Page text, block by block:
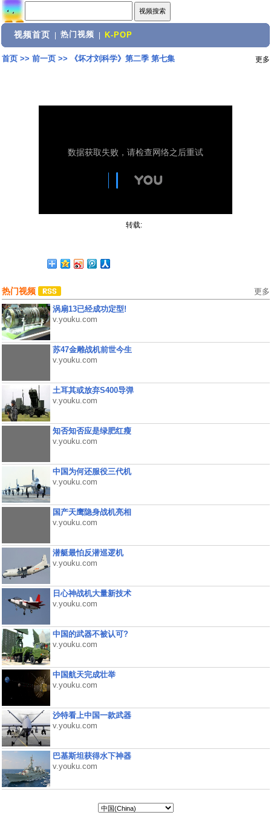
视频首页 热门视频 K-POP
首页>> 前一页>> 《坏才刘科学》第二季 第七集 更多
转载:
热门视频 更多
涡扇13已经成功定型!
v.youku.com
苏47金雕战机前世今生
v.youku.com
土耳其或放弃S400导弹
v.youku.com
知否知否应是绿肥红瘦
v.youku.com
中国为何还服役三代机
v.youku.com
国产天鹰隐身战机亮相
v.youku.com
潜艇最怕反潜巡逻机
v.youku.com
日心神战机大量新技术
v.youku.com
中国的武器不被认可?
v.youku.com
中国航天完成壮举
v.youku.com
沙特看上中国一款武器
v.youku.com
巴基斯坦获得水下神器
v.youku.com